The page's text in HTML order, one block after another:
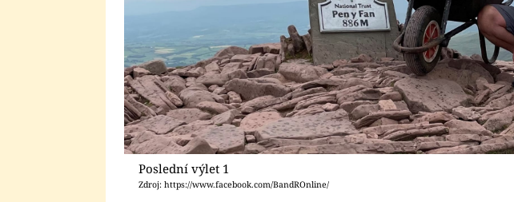
Poslední výlet 1
Zdroj: https://www.facebook.com/BandROnline/